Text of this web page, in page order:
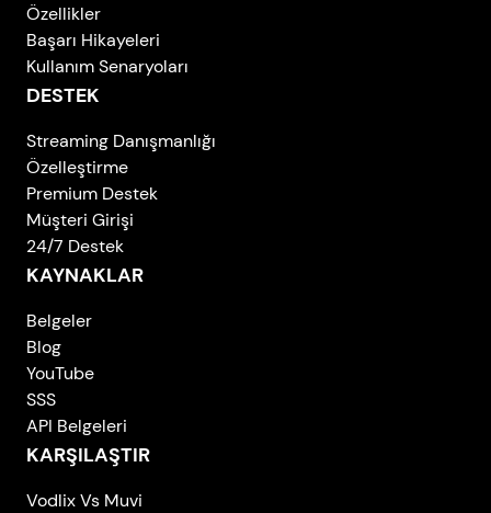
Özellikler
Başarı Hikayeleri
Kullanım Senaryoları
DESTEK
Streaming Danışmanlığı
Özelleştirme
Premium Destek
Müşteri Girişi
24/7 Destek
KAYNAKLAR
Belgeler
Blog
YouTube
SSS
API Belgeleri
KARŞILAŞTIR
Vodlix Vs Muvi